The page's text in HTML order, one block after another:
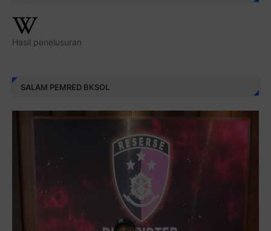
Hasil penelusuran
SALAM PEMRED BKSOL